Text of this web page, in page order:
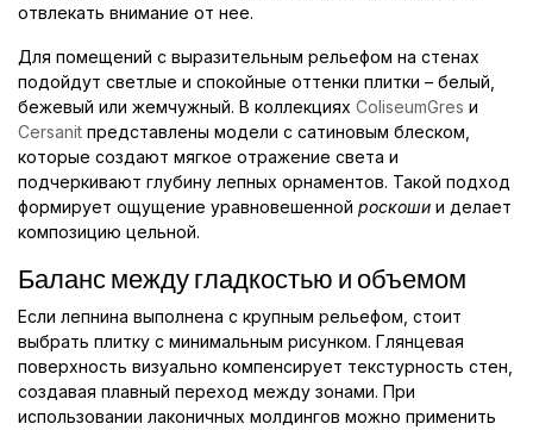
отвлекать внимание от нее.
Для помещений с выразительным рельефом на стенах
подойдут светлые и спокойные оттенки плитки – белый,
бежевый или жемчужный. В коллекциях ColiseumGres и
Cersanit представлены модели с сатиновым блеском,
которые создают мягкое отражение света и
подчеркивают глубину лепных орнаментов. Такой подход
формирует ощущение уравновешенной роскоши и делает
композицию цельной.
Баланс между гладкостью и объемом
Если лепнина выполнена с крупным рельефом, стоит
выбрать плитку с минимальным рисунком. Глянцевая
поверхность визуально компенсирует текстурность стен,
создавая плавный переход между зонами. При
использовании лаконичных молдингов можно применить